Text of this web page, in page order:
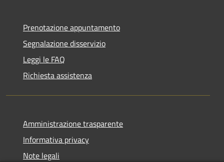
Prenotazione appuntamento
Segnalazione disservizio
Leggi le FAQ
Richiesta assistenza
Amministrazione trasparente
Informativa privacy
Note legali